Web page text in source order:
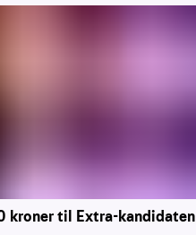
kroner til Extra-kandidaten